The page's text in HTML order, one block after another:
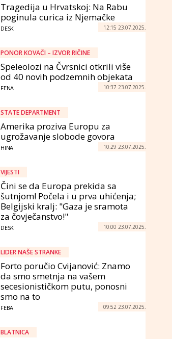
Tragedija u Hrvatskoj: Na Rabu
poginula curica iz Njemačke
DESK 12:15 23.07.2025.
PONOR KOVAČI – IZVOR RIČINE
Speleolozi na Čvrsnici otkrili više
od 40 novih podzemnih objekata
FENA 10:37 23.07.2025.
STATE DEPARTMENT
Amerika proziva Europu za
ugrožavanje slobode govora
HINA 10:29 23.07.2025.
VIJESTI
Čini se da Europa prekida sa
šutnjom! Počela i u prva uhićenja;
Belgijski kralj: "Gaza je sramota
za čovječanstvo!"
DESK 10:00 23.07.2025.
LIDER NAŠE STRANKE
Forto poručio Cvijanović: Znamo
da smo smetnja na vašem
secesionističkom putu, ponosni
smo na to
FEBA 09:52 23.07.2025.
BLATNICA